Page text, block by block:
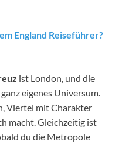
England Reiseführer?
ist London, und die
eigenes Universum.
Viertel mit Charakter
macht. Gleichzeitig ist
du die Metropole